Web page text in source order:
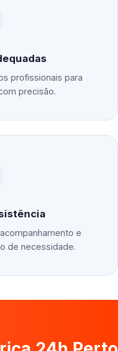
profissionais para
precisão.
e
de necessidade.